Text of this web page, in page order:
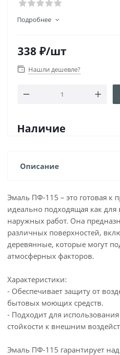
Подробнее
338 ₽/шт
Нашли дешевле?
Наличие
Описание
Эмаль ПФ-115 – это готовая к
идеально подходящая как для
наружных работ. Она
различных поверхностей,
деревянные, которые могут
атмосферных факторов.
Характеристики:
- Обеспечивает защиту от
бытовых моющих средств.
- Подходит для
стойкости к внешним
Эмаль ПФ-115 гарантирует